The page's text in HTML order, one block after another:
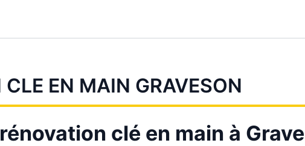
CLE EN MAIN GRAVESON
clé en main à